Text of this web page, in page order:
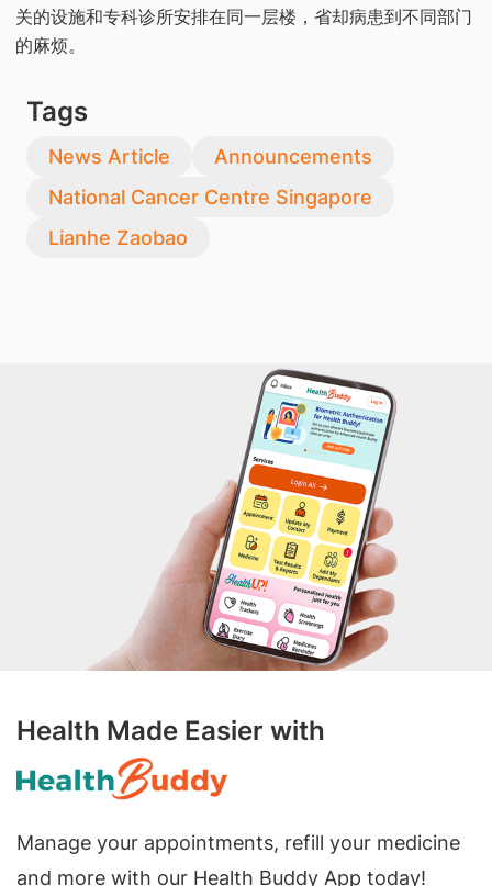
关的设施和专科诊所安排在同一层楼，省却病患到不同部门
的麻烦。
Tags
News Article
Announcements
National Cancer Centre Singapore
Lianhe Zaobao
Health Made Easier with
Manage your appointments, refill your medicine
and more with our Health Buddy App today!